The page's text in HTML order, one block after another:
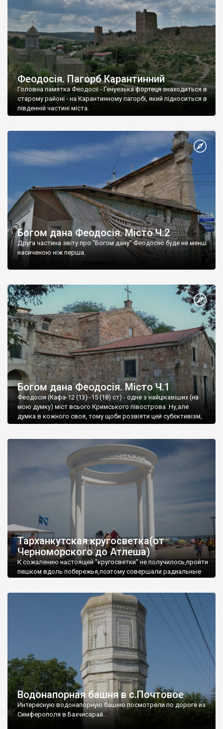
Феодосія. Пагорб Карантинний
Головна памятка Феодосії - Генуезька фортеця знаходиться в
старому районі - на Карантинному пагорбі, який підноситься в
південній частині міста.
Богом дана Феодосія. Місто Ч.2
Друга частина звіту про "Богом дану" Феодосію буде не менш
насиченою ніж перша.
Богом дана Феодосія. Місто Ч.1
Феодосія (Кафа-12 (13) -15 (18) ст) - одне з найцікавіших (на
мою думку) міст всього Кримського півострова .Ну,але
думка в кожного своя, тому щоби розвіяти цей субєктивізм,
запрошую відвідати це
Тарханкутская кругосветка(от
Черноморского до Атлеша)
К сожалению настоящей "кругосветки" не получилось,пройти
пешком вдоль побережья,поэтому совершали радиальные
Водонапорная башня в с.Почтовое
Интересную водонапорную башню посмотрели по дороге из
Симферополя в Бахчисарай.